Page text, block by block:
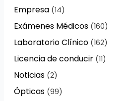
Empresa(14)
Exámenes Médicos(160)
Laboratorio Clínico(162)
Licencia de conducir(11)
Noticias(2)
Ópticas(99)